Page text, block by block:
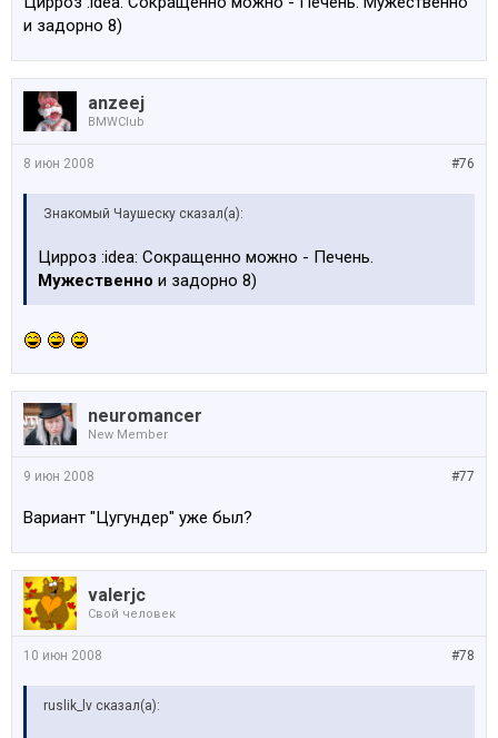
и задорно 8)
anzeej
BMWClub
#76
8 июн 2008
Знакомый Чаушеску сказал(а):
Цирроз :idea: Сокращенно можно - Печень.
Мужественно и задорно 8)
neuromancer
New Member
#77
9 июн 2008
Вариант "Цугундер" уже был?
valerjc
Свой человек
#78
10 июн 2008
ruslik_lv сказал(а):